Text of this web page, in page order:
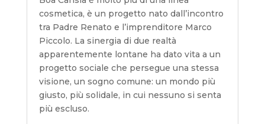
cosmetica, è un progetto nato dall’incontro
tra Padre Renato e l’imprenditore Marco
Piccolo. La sinergia di due realtà
apparentemente lontane ha dato vita a un
progetto sociale che persegue una stessa
visione, un sogno comune: un mondo più
giusto, più solidale, in cui nessuno si senta
più escluso.